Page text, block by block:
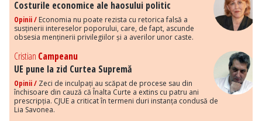
Costurile economice ale haosului politic
Opinii / Economia nu poate rezista cu retorica falsă a
susținerii intereselor poporului, care, de fapt, ascunde
obsesia menținerii privilegiilor și a averilor unor caste.
Cristian Campeanu
UE pune la zid Curtea Supremă
Opinii / Zeci de inculpați au scăpat de procese sau din
închisoare din cauză că Înalta Curte a extins cu patru ani
prescripția. CJUE a criticat în termeni duri instanța condusă de
Lia Savonea.